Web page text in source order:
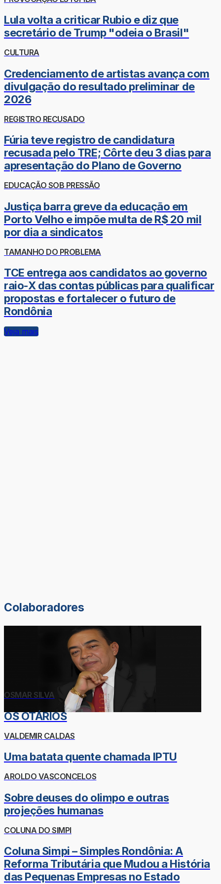
Lula volta a criticar Rubio e diz que
secretário de Trump "odeia o Brasil"
CULTURA
Credenciamento de artistas avança com
divulgação do resultado preliminar de
2026
REGISTRO RECUSADO
Fúria teve registro de candidatura
recusada pelo TRE; Côrte deu 3 dias para
apresentação do Plano de Governo
EDUCAÇÃO SOB PRESSÃO
Justiça barra greve da educação em
Porto Velho e impõe multa de R$ 20 mil
por dia a sindicatos
TAMANHO DO PROBLEMA
TCE entrega aos candidatos ao governo
raio-X das contas públicas para qualificar
propostas e fortalecer o futuro de
Rondônia
Veja mais
Colaboradores
OSMAR SILVA
OS OTÁRIOS
VALDEMIR CALDAS
Uma batata quente chamada IPTU
AROLDO VASCONCELOS
Sobre deuses do olimpo e outras
projeções humanas
COLUNA DO SIMPI
Coluna Simpi – Simples Rondônia: A
Reforma Tributária que Mudou a História
das Pequenas Empresas no Estado